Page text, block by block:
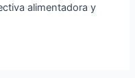
alimentadora y